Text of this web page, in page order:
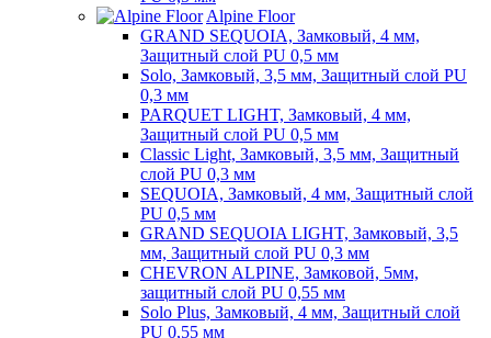
Alpine Floor
GRAND SEQUOIA, Замковый, 4 мм,
Защитный слой PU 0,5 мм
Solo, Замковый, 3,5 мм, Защитный слой PU
0,3 мм
PARQUET LIGHT, Замковый, 4 мм,
Защитный слой PU 0,5 мм
Classic Light, Замковый, 3,5 мм, Защитный
слой PU 0,3 мм
SEQUOIA, Замковый, 4 мм, Защитный слой
PU 0,5 мм
GRAND SEQUOIA LIGHT, Замковый, 3,5
мм, Защитный слой PU 0,3 мм
CHEVRON ALPINE, Замковой, 5мм,
защитный слой PU 0,55 мм
Solo Plus, Замковый, 4 мм, Защитный слой
PU 0,55 мм